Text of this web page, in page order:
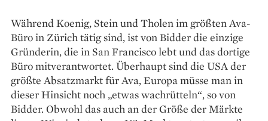
Während Koenig, Stein und Tholen im größten Ava-
Büro in Zürich tätig sind, ist von Bidder die einzige
Gründerin, die in San Francisco lebt und das dortige
Büro mitverantwortet. Überhaupt sind die USA der
größte Absatzmarkt für Ava, Europa müsse man in
dieser Hinsicht noch „etwas wachrütteln“, so von
Bidder. Obwohl das auch an der Größe der Märkte